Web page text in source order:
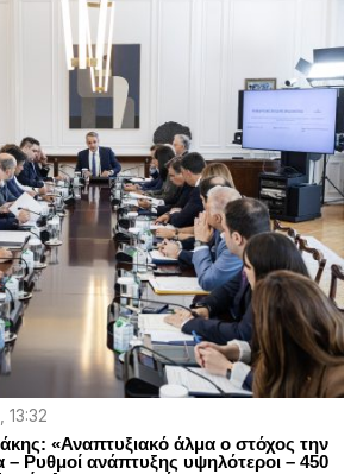
«Αναπτυξιακό άλμα ο στόχος την
– Ρυθμοί ανάπτυξης υψηλότεροι – 450